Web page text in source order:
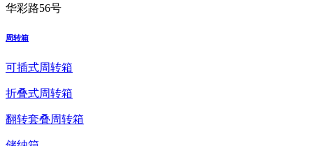
华彩路56号
周转箱
可插式周转箱
折叠式周转箱
翻转套叠周转箱